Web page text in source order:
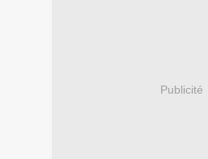
Publicité